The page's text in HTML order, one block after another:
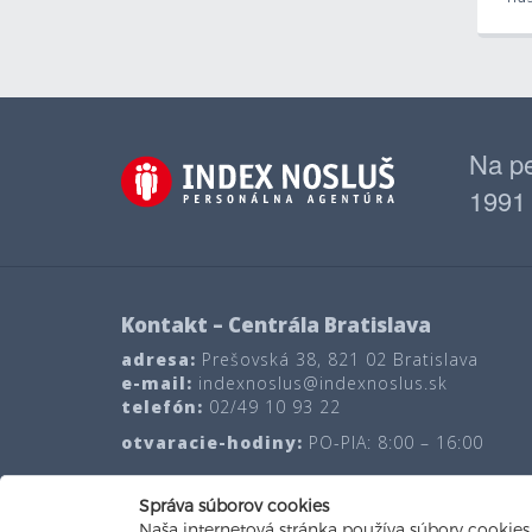
Na
1991
Kontakt – Centrála Bratislava
adresa: Prešovská 38, 821 02 Bratislava
e-mail: indexnoslus@indexnoslus.sk
telefón: 02/49 10 93 22
otvaracie-hodiny: PO-PIA: 8:00 – 16:00
sk en ru ua sr
Správa súborov cookies